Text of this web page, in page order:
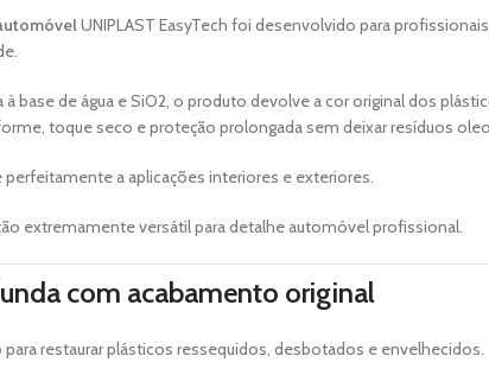
UNIPLAST EasyTech foi desenvolvido para
à base de água e SiO2, o produto devolve a cor original dos
toque seco e proteção prolongada sem deixar resíduos
a aplicações interiores e exteriores.
extremamente versátil para detalhe automóvel profissional.
com acabamento original
restaurar plásticos ressequidos, desbotados e envelhecidos.